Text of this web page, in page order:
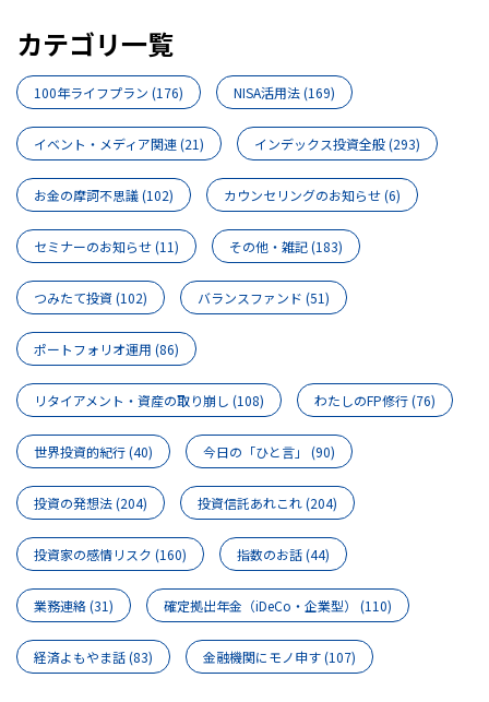
カテゴリ一覧
100年ライフプラン (176) NISA活用法(169)
イベント・メディア関連(21) インデックス投資全般(293)
お金の摩訶不思議(102) カウンセリングのお知らせ(6)
セミナーのお知らせ(11) その他・雑記(183)
つみたて投資(102) バランスファンド (51)
ポートフォリオ運用 (86)
リタイアメント・資産の取り崩し (108) わたしのFP修行(76)
世界投資的紀行(40) 今日の「ひと言」 (90)
投資の発想法(204) 投資信託あれこれ(204)
投資家の感情リスク (160) 指数のお話(44)
業務連絡(31) 確定拠出年金（iDeCo・企業型） (110)
経済よもやま話(83) 金融機関にモノ申す(107)